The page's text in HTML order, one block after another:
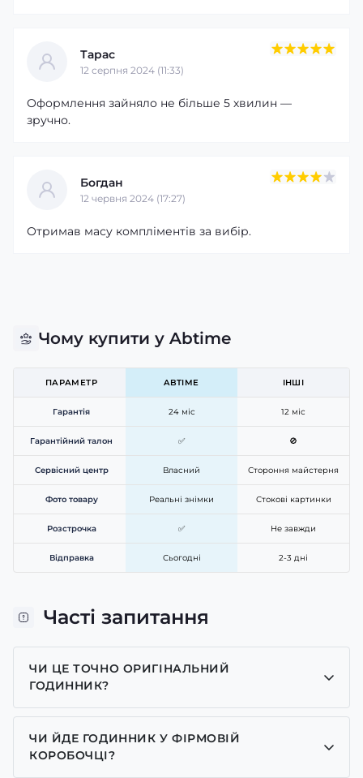
Тарас
12 серпня 2024 (11:33)
Оформлення зайняло не більше 5 хвилин —
зручно.
Богдан
12 червня 2024 (17:27)
Отримав масу компліментів за вибір.
Чому купити у Abtime
ПАРАМЕТР ABTIME ІНШІ
Гарантія 24 міс 12 міс
Гарантійний талон ✅ 🚫
Сервісний центр Власний Стороння майстерня
Фото товару Реальні знімки Стокові картинки
Розстрочка ✅ Не завжди
Відправка Сьогодні 2-3 дні
Часті запитання
ЧИ ЦЕ ТОЧНО ОРИГІНАЛЬНИЙ
ГОДИННИК?
Так, усі годинники у нас лише оригінальні, ми є
представником багатьох брендів.
ЧИ ЙДЕ ГОДИННИК У ФІРМОВІЙ
КОРОБОЧЦІ?